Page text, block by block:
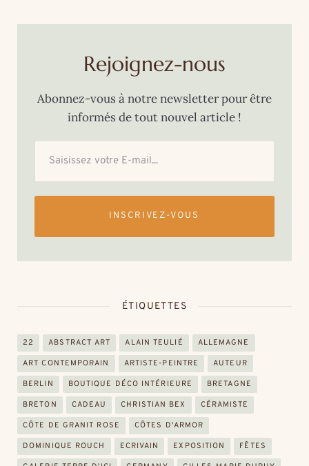
Rejoignez-nous
Abonnez-vous à notre newsletter pour être
informés de tout nouvel article !
INSCRIVEZ-VOUS
ÉTIQUETTES
22 ABSTRACT ART ALAIN TEULIÉ ALLEMAGNE
ART CONTEMPORAIN ARTISTE-PEINTRE AUTEUR
BERLIN BOUTIQUE DÉCO INTÉRIEURE BRETAGNE
BRETON CADEAU CHRISTIAN BEX CÉRAMISTE
CÔTE DE GRANIT ROSE CÔTES D'ARMOR
DOMINIQUE ROUCH ECRIVAIN EXPOSITION FÊTES